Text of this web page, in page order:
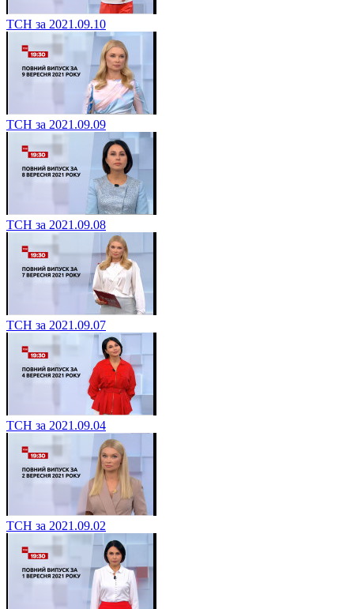
ТСН за 2021.09.10
ТСН за 2021.09.09
ТСН за 2021.09.08
ТСН за 2021.09.07
ТСН за 2021.09.04
ТСН за 2021.09.02